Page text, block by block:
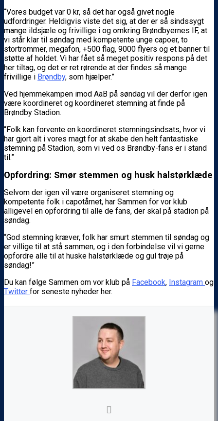
“Vores budget var 0 kr, så det har også givet nogle
udfordringer. Heldigvis viste det sig, at der er så sindssygt
mange ildsjæle og frivillige i og omkring Brøndbyernes IF, at
vi står klar til søndag med kompetente unge capoer, to
stortrommer, megafon, +500 flag, 9000 flyers og et banner til
støtte af holdet. Vi har fået så meget positiv respons på det
her tiltag, og det er ret rørende at der findes så mange
frivillige i Brøndby, som hjælper.”
Ved hjemmekampen imod AaB på søndag vil der derfor igen
være koordineret og koordineret stemning at finde på
Brøndby Stadion.
“Folk kan forvente en koordineret stemningsindsats, hvor vi
har gjort alt i vores magt for at skabe den helt fantastiske
stemning på Stadion, som vi ved os Brøndby-fans er i stand
til.”
Opfordring: Smør stemmen og husk halstørklæde
Selvom der igen vil være organiseret stemning og
kompetente folk i capotårnet, har Sammen for vor klub
alligevel en opfordring til alle de fans, der skal på stadion på
søndag.
“God stemning kræver, folk har smurt stemmen til søndag og
er villige til at stå sammen, og i den forbindelse vil vi gerne
opfordre alle til at huske halstørklæde og gul trøje på
søndag!”
Du kan følge Sammen om vor klub på Facebook, Instagram og
Twitter for seneste nyheder her.